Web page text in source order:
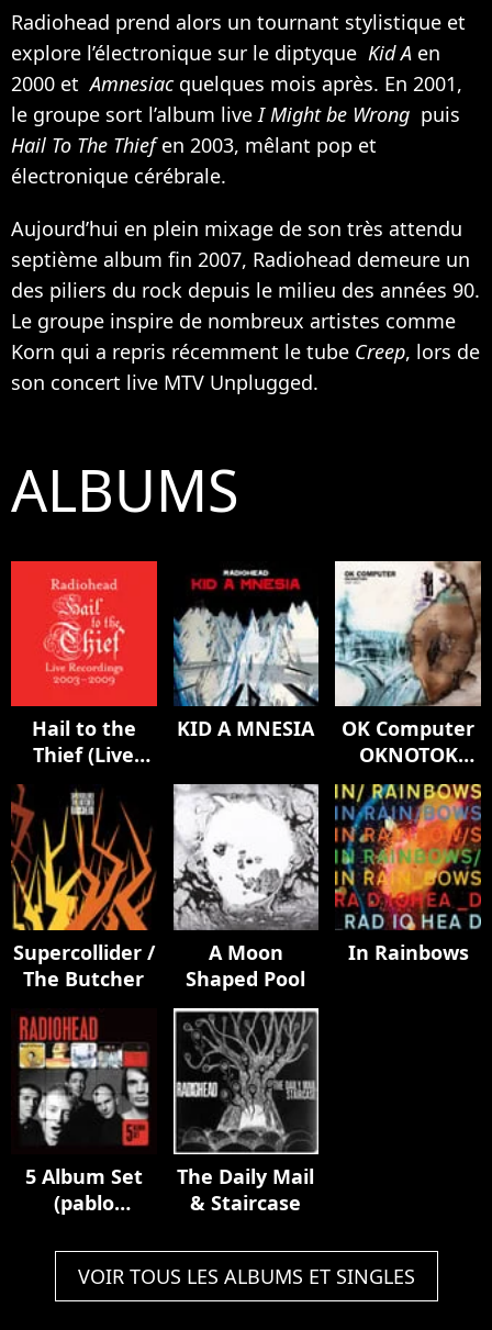
Radiohead prend alors un tournant stylistique et
explore l’électronique sur le diptyque Kid A en
2000 etAmnesiacquelques mois après. En 2001,
le groupe sort l’album live I Might be Wrong puis
Hail To The Thiefen 2003, mêlant pop et
électronique cérébrale.
Aujourd’hui en plein mixage de son très attendu
septième album fin 2007, Radiohead demeure un
des piliers du rock depuis le milieu des années 90.
Le groupe inspire de nombreux artistes comme
Korn qui a repris récemment le tube Creep, lors de
son concert live MTV Unplugged.
ALBUMS
Hail to the
Thief (Live
2003-2009)
KID A MNESIA
OK Computer
OKNOTOK
1997 2017
Supercollider /
The Butcher
A Moon
Shaped Pool
In Rainbows
5 Album Set
(pablo
Bends/ok
Computer/kid
A/amnesiac)
The Daily Mail
& Staircase
VOIR TOUS LES ALBUMS ET SINGLES